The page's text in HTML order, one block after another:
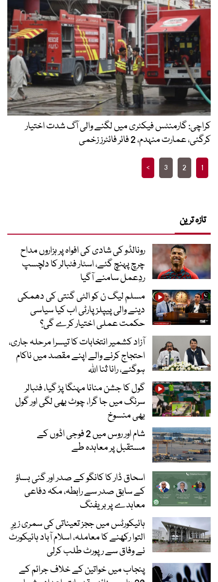
کراچی: گارمنٹس فیکٹری میں لگنے والی آگ شدت اختیار
کرگئی، عمارت منہدم، 2 فائر فائٹرز زخمی
Posts
pagination
1
2
3
>
تازہ ترین
رونالڈو کی شادی کی افواہ پر ہزاروں مداح
چرچ پہنچ گئے، اسٹار فٹبالر کا دلچسپ
ردِعمل سامنے آگیا
مسلم لیگ ن کو الٹی گنتی کی دھمکی
دینے والی پیپلز پارٹی اب کیا سیاسی
حکمت عملی اختیار کرے گی؟
آزاد کشمیر انتخابات کا تیسرا مرحلہ جاری،
احتجاج کرنے والے اپنے مقصد میں ناکام
ہوگئے، رانا ثنا اللہ
گول کا جشن منانا مہنگا پڑ گیا، فٹبالر
سرنگ میں جا گرا، چوٹ بھی لگی اور گول
بھی منسوخ
شام اور روس میں 2 فوجی اڈوں کے
مستقبل پر معاہدہ طے
اسحاق ڈار کا کانگو کے صدر اور گنی بساؤ
کے سابق صدر سے رابطہ، مکہ دفاعی
معاہدے پر بریفنگ
ہائیکورٹس میں ججز تعیناتی کی سمری زیرِ
التوا رکھنے کا معاملہ، اسلام آباد ہائیکورٹ
نے وفاق سے رپورٹ طلب کرلی
پنجاب میں خواتین کے خلاف جرائم کے